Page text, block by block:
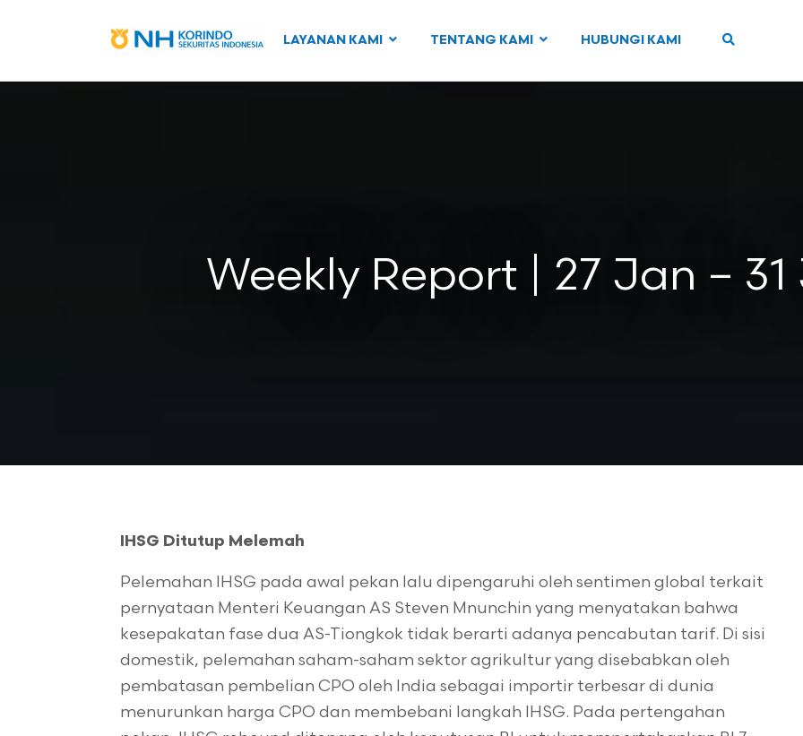
LAYANAN KAMI TENTANG KAMI HUBUNGI KAMI
Weekly Report | 27 Jan –
IHSG Ditutup Melemah
Pelemahan IHSG pada awal pekan lalu dipengaruhi oleh sentimen global terkait
pernyataan Menteri Keuangan AS Steven Mnunchin yang menyatakan bahwa
kesepakatan fase dua AS-Tiongkok tidak berarti adanya pencabutan tarif. Di sisi
domestik, pelemahan saham-saham sektor agrikultur yang disebabkan oleh
pembatasan pembelian CPO oleh India sebagai importir terbesar di dunia
menurunkan harga CPO dan membebani langkah IHSG. Pada pertengahan